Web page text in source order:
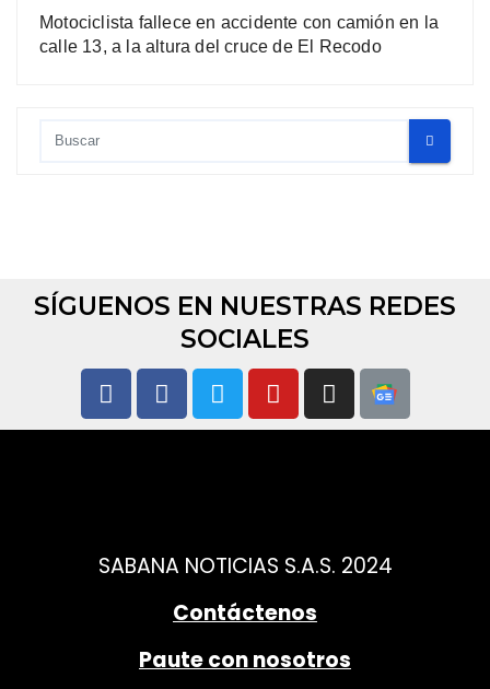
Motociclista fallece en accidente con camión en la
calle 13, a la altura del cruce de El Recodo
SÍGUENOS EN NUESTRAS REDES
SOCIALES
SABANA NOTICIAS S.A.S. 2024
Contáctenos
Paute con nosotros